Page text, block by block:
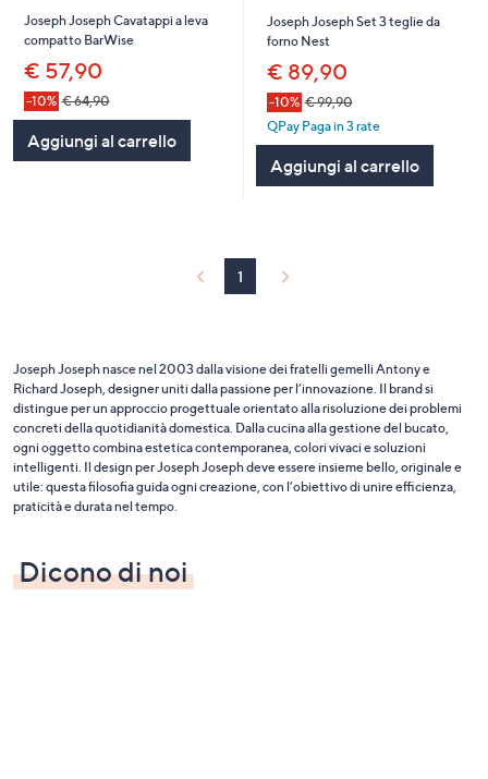
Joseph Joseph Cavatappi a leva
compatto BarWise
€ 57,90
-10% € 64,90
Aggiungi al carrello
Joseph Joseph Set 3 teglie da
forno Nest
€ 89,90
-10% € 99,90
QPay Paga in 3 rate
Aggiungi al carrello
1
Joseph Joseph nasce nel 2003 dalla visione dei fratelli gemelli Antony e
Richard Joseph, designer uniti dalla passione per l’innovazione. Il brand si
distingue per un approccio progettuale orientato alla risoluzione dei problemi
concreti della quotidianità domestica. Dalla cucina alla gestione del bucato,
ogni oggetto combina estetica contemporanea, colori vivaci e soluzioni
intelligenti. Il design per Joseph Joseph deve essere insieme bello, originale e
utile: questa filosofia guida ogni creazione, con l’obiettivo di unire efficienza,
praticità e durata nel tempo.
Dicono di noi